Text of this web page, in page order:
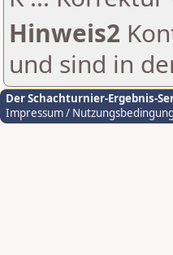
Hinweis2
und sind in
Der Schachturnier-Ergebnis-
Impressum /